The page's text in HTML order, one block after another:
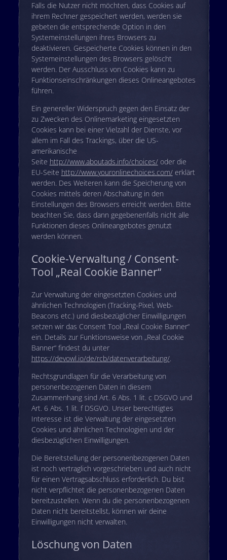
Falls die Nutzer nicht möchten, dass Cookies auf
ihrem Rechner gespeichert werden, werden sie
gebeten die entsprechende Option in den
Systemeinstellungen ihres Browsers zu
deaktivieren. Gespeicherte Cookies können in den
Systemeinstellungen des Browsers gelöscht
werden. Der Ausschluss von Cookies kann zu
Funktionseinschränkungen dieses Onlineangebotes
führen.
Ein genereller Widerspruch gegen den Einsatz der
zu Zwecken des Onlinemarketing eingesetzten
Cookies kann bei einer Vielzahl der Dienste, vor
allem im Fall des Trackings, über die US-
amerikanische
Seite http://www.aboutads.info/choices/oder die
EU-Seite http://www.youronlinechoices.com/erklärt
werden. Des Weiteren kann die Speicherung von
Cookies mittels deren Abschaltung in den
Einstellungen des Browsers erreicht werden. Bitte
beachten Sie, dass dann gegebenenfalls nicht alle
Funktionen dieses Onlineangebotes genutzt
werden können.
Cookie-Verwaltung / Consent-
Tool „Real Cookie Banner“
Zur Verwaltung der eingesetzten Cookies und
ähnlichen Technologien (Tracking-Pixel, Web-
Beacons etc.) und diesbezüglicher Einwilligungen
setzen wir das Consent Tool „Real Cookie Banner“
ein. Details zur Funktionsweise von „Real Cookie
Banner“ findest du unter
https://devowl.io/de/rcb/datenverarbeitung/.
Rechtsgrundlagen für die Verarbeitung von
personenbezogenen Daten in diesem
Zusammenhang sind Art. 6 Abs. 1 lit. c DSGVO und
Art. 6 Abs. 1 lit. f DSGVO. Unser berechtigtes
Interesse ist die Verwaltung der eingesetzten
Cookies und ähnlichen Technologien und der
diesbezüglichen Einwilligungen.
Die Bereitstellung der personenbezogenen Daten
ist noch vertraglich vorgeschrieben und auch nicht
für einen Vertragsabschluss erforderlich. Du bist
nicht verpflichtet die personenbezogenen Daten
bereitzustellen. Wenn du die personenbezogenen
Daten nicht bereitstellst, können wir deine
Einwilligungen nicht verwalten.
Löschung von Daten